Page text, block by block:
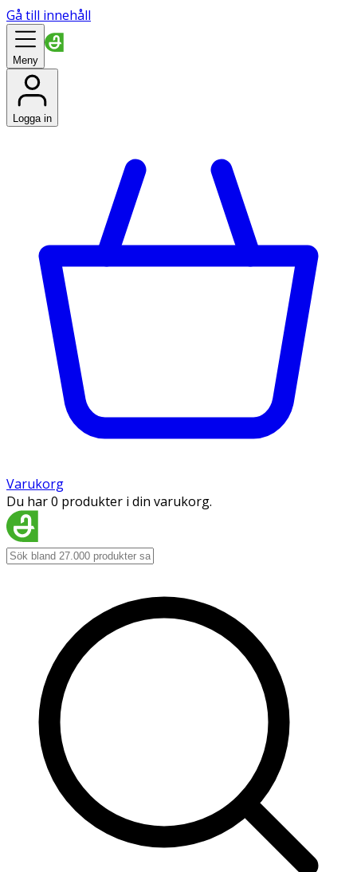
Gå till innehåll
Meny
Logga in
Varukorg
Du har 0 produkter i din varukorg.